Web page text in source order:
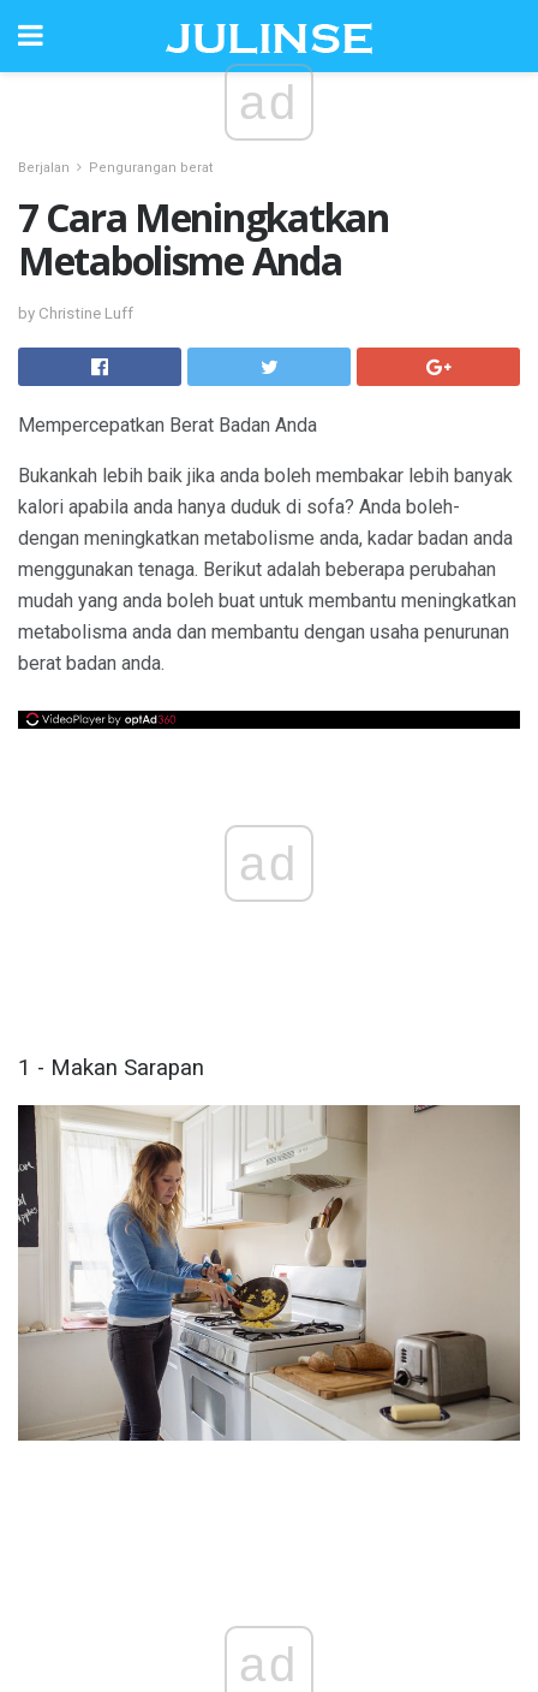
ad
Berjalan Pengurangan berat
7 Cara Meningkatkan
Metabolisme Anda
by Christine Luff
Mempercepatkan Berat Badan Anda
Bukankah lebih baik jika anda boleh membakar lebih banyak
kalori apabila anda hanya duduk di sofa? Anda boleh-
dengan meningkatkan metabolisme anda, kadar badan anda
menggunakan tenaga. Berikut adalah beberapa perubahan
mudah yang anda boleh buat untuk membantu meningkatkan
metabolisma anda dan membantu dengan usaha penurunan
berat badan anda.
ad
1 - Makan Sarapan
ad